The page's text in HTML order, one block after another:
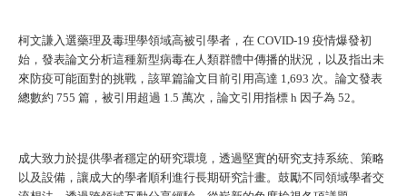
柯文謙入選藥理及毒理學領域高被引學者，在 COVID-19 疫情爆發初
始，發表論文分析這種新型病毒在人類群體中傳播的狀況，以及指出未
來防疫可能面對的挑戰，該單篇論文目前引用高達 1,693 次。論文發表
總數約 755 篇，被引用超過 1.5 萬次，論文引用指標 h 因子為 52。
成大致力於提供學者穩定的研究環境，透過堅實的研究支持系統、策略
以及設備，讓成大的學者順利進行長期研究計畫。鼓勵不同領域學者交